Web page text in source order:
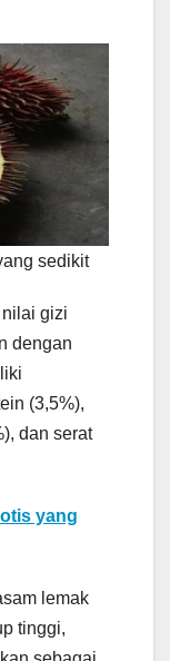
sedikit
gizi
dengan
(3,5%),
dan serat
yang
lemak
tinggi,